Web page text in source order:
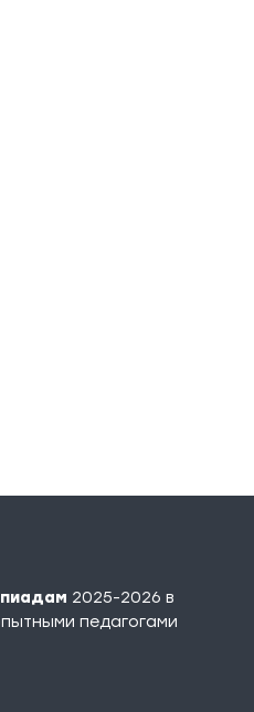
2025-2026 в
педагогами